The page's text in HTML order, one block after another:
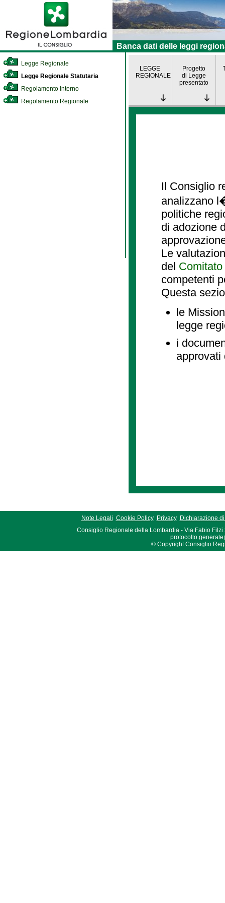
Banca dati delle leggi
Legge Regionale
Legge Regionale Statutaria
Regolamento Interno
Regolamento Regionale
LEGGE
REGIONALE
Progetto
di Legge
presentato
Il Consiglio
analizzano
politiche
di adozione
Le
del
competenti
Questa
le
legge
i
approvati
Note Legali Cookie Policy Privacy
Dichiarazione
Consiglio Regionale della Lombardia - Via Fabio Filzi
© Copyright Consiglio